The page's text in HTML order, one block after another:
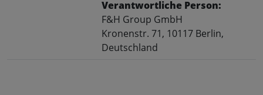
Verantwortliche Person:
F&H Group GmbH
Kronenstr. 71, 10117 Berlin,
Deutschland